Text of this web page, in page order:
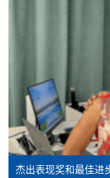
大部份公开招生
别学历颁授课程
网上使用「缴费
Mastercard缴付
付方式之外，如
员亦可以微信支
（Online Alipay
参阅 报名办法 -
杰出表现奖和最佳进